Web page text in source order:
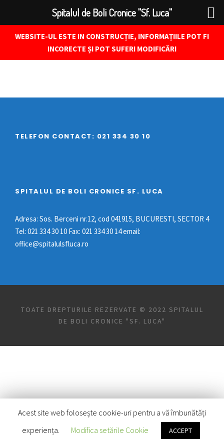
WEBSITE-UL ESTE IN CONSTRUCȚIE, INFORMAȚIILE POT FI
INCORECTE ȘI POT SUFERI MODIFICĂRI
TELEFON CONTACT: 021 334 30 10
SPITALUL DE BOLI CRONICE SF. LUCA
Adresa: Sos. Berceni nr.12, cod 041915, BUCURESTI, SECTOR 4
Tel: 021 334 30 10 Fax: 021 334 30 14 email:
office@spitalulsfluca.ro
TOATE DREPTURILE REZERVATE © 2022 SPITALUL
DE BOLI CRONICE "SF. LUCA"
Acest site web folosește cookie-uri pentru a vă îmbunătăți
experiența.
Modifica setările Cookie ACCEPT
Spitalul de Boli Cronice "Sf. Luca"